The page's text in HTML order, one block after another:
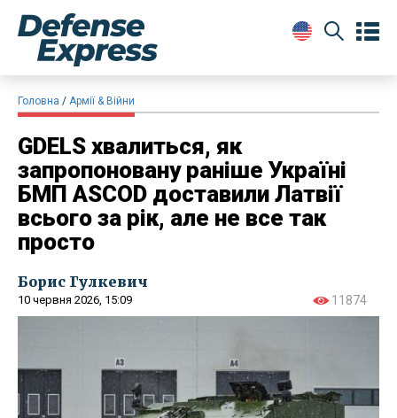
Головна Армії & Війни
GDELS хвалиться, як
запропоновану раніше Україні
БМП ASCOD доставили Латвії
всього за рік, але не все так
просто
Борис Гулкевич
10 червня 2026, 15:09 11874